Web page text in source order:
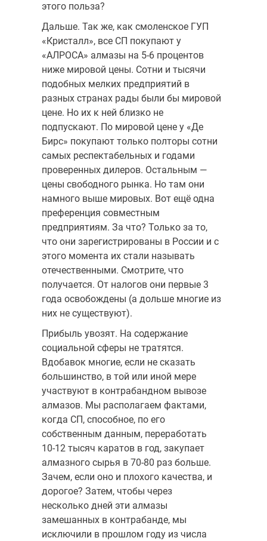
этого польза?
Дальше. Так же, как смоленское ГУП
«Кристалл», все СП покупают у
«АЛРОСА» алмазы на 5-6 процентов
ниже мировой цены. Сотни и ты­сячи
подобных мелких предприятий в
разных странах рады были бы мировой
цене. Но их к ней близко не
подпускают. По мировой цене у «Де
Бирс» покупают только полторы сотни
самых респектабельных и годами
проверенных дилеров. Остальным —
цены свободного рынка. Но там они
намного выше мировых. Вот ещё одна
преференция со­вместным
предприятиям. За что? Только за то,
что они зарегистриро­ваны в России и с
этого момента их стали называть
отечественными. Смотрите, что
получается. От налогов они первые 3
года освобождены (а дольше многие из
них не существуют).
Прибыль увозят. На содер­жание
социальной сферы не тратятся.
Вдобавок многие, если не ска­зать
большинство, в той или иной мере
участвуют в контрабандном вывозе
алмазов. Мы располагаем фактами,
когда СП, способное, по его
собственным данным, переработать
10-12 тысяч каратов в год, заку­пает
алмазного сырья в 70-80 раз больше.
Зачем, если оно и плохого качества, и
дорогое? Затем, чтобы через
несколько дней эти алмазы
замешанных в контрабанде, мы
исключили в прошлом году из числа